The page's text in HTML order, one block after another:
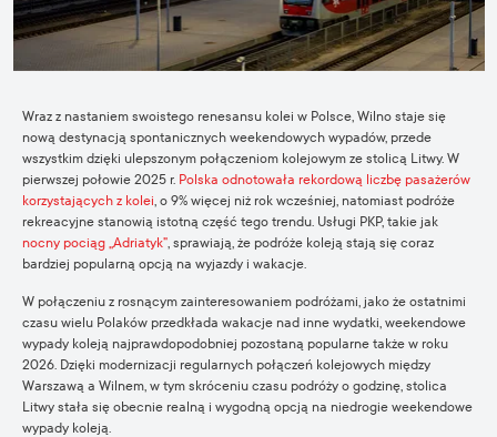
Wraz z nastaniem swoistego renesansu kolei w Polsce, Wilno staje się
nową destynacją spontanicznych weekendowych wypadów, przede
wszystkim dzięki ulepszonym połączeniom kolejowym ze stolicą Litwy. W
pierwszej połowie 2025 r. Polska odnotowała rekordową liczbę pasażerów
korzystających z kolei, o 9% więcej niż rok wcześniej, natomiast podróże
rekreacyjne stanowią istotną część tego trendu. Usługi PKP, takie jak
nocny pociąg „Adriatyk”, sprawiają, że podróże koleją stają się coraz
bardziej popularną opcją na wyjazdy i wakacje.
W połączeniu z rosnącym zainteresowaniem podróżami, jako że ostatnimi
czasu wielu Polaków przedkłada wakacje nad inne wydatki, weekendowe
wypady koleją najprawdopodobniej pozostaną popularne także w roku
2026. Dzięki modernizacji regularnych połączeń kolejowych między
Warszawą a Wilnem, w tym skróceniu czasu podróży o godzinę, stolica
Litwy stała się obecnie realną i wygodną opcją na niedrogie weekendowe
wypady koleją.